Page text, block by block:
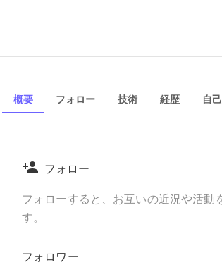
概要 フォロー 技術 経歴 自
フォロー
フォローすると、お互いの近況や活
す。
フォロワー